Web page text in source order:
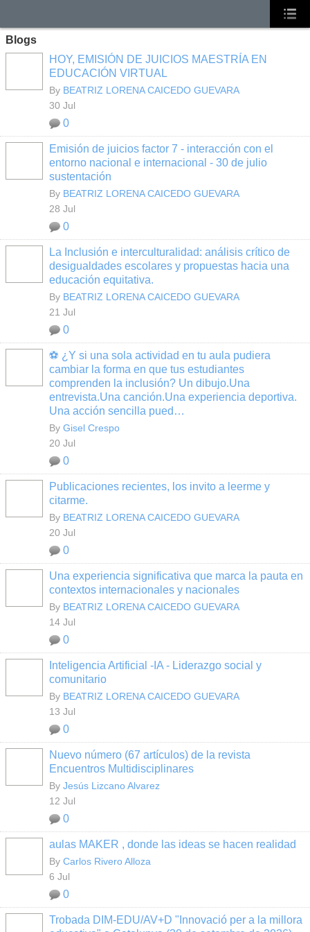
Blogs
HOY, EMISIÓN DE JUICIOS MAESTRÍA EN
EDUCACIÓN VIRTUAL
By BEATRIZ LORENA CAICEDO GUEVARA
30 Jul
0
Emisión de juicios factor 7 - interacción con el
entorno nacional e internacional - 30 de julio
sustentación
By BEATRIZ LORENA CAICEDO GUEVARA
28 Jul
0
La Inclusión e interculturalidad: análisis crítico de
desigualdades escolares y propuestas hacia una
educación equitativa.
By BEATRIZ LORENA CAICEDO GUEVARA
21 Jul
0
⚽ ¿Y si una sola actividad en tu aula pudiera
cambiar la forma en que tus estudiantes
comprenden la inclusión? Un dibujo.Una
entrevista.Una canción.Una experiencia deportiva.
Una acción sencilla pued…
By Gisel Crespo
20 Jul
0
Publicaciones recientes, los invito a leerme y
citarme.
By BEATRIZ LORENA CAICEDO GUEVARA
20 Jul
0
Una experiencia significativa que marca la pauta en
contextos internacionales y nacionales
By BEATRIZ LORENA CAICEDO GUEVARA
14 Jul
0
Inteligencia Artificial -IA - Liderazgo social y
comunitario
By BEATRIZ LORENA CAICEDO GUEVARA
13 Jul
0
Nuevo número (67 artículos) de la revista
Encuentros Multidisciplinares
By Jesús Lizcano Alvarez
12 Jul
0
aulas MAKER , donde las ideas se hacen realidad
By Carlos Rivero Alloza
6 Jul
0
Trobada DIM-EDU/AV+D "Innovació per a la millora